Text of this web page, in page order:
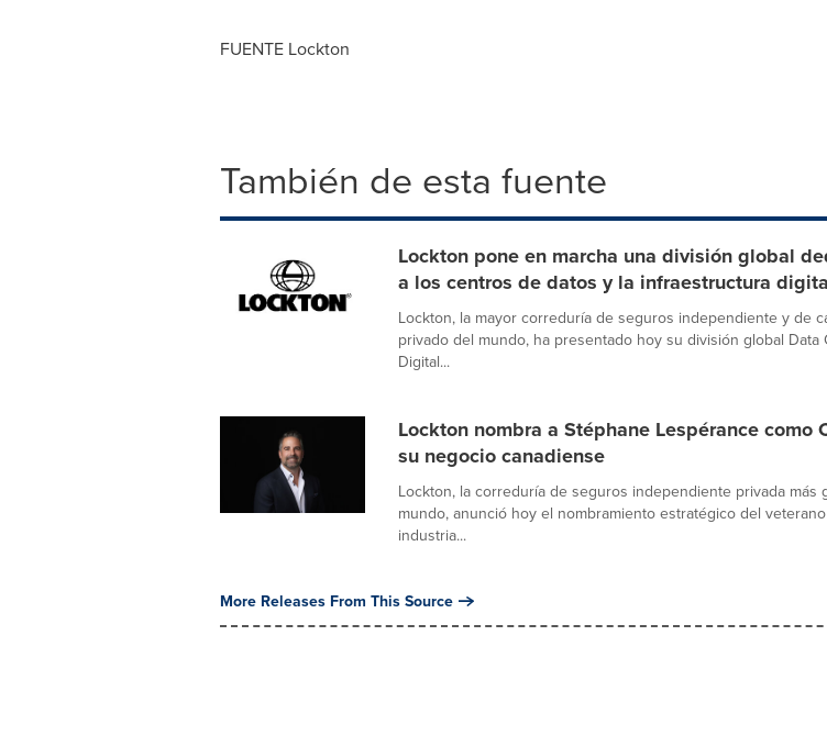
FUENTE Lockton
También de esta fuente
Lockton pone en marcha una división global
a los centros de datos y la infraestructura
Lockton, la mayor correduría de seguros independiente y de
privado del mundo, ha presentado hoy su división global Data
Digital...
Lockton nombra a Stéphane Lespérance como
su negocio canadiense
Lockton, la correduría de seguros independiente privada más
mundo, anunció hoy el nombramiento estratégico del
industria...
More Releases From This Source